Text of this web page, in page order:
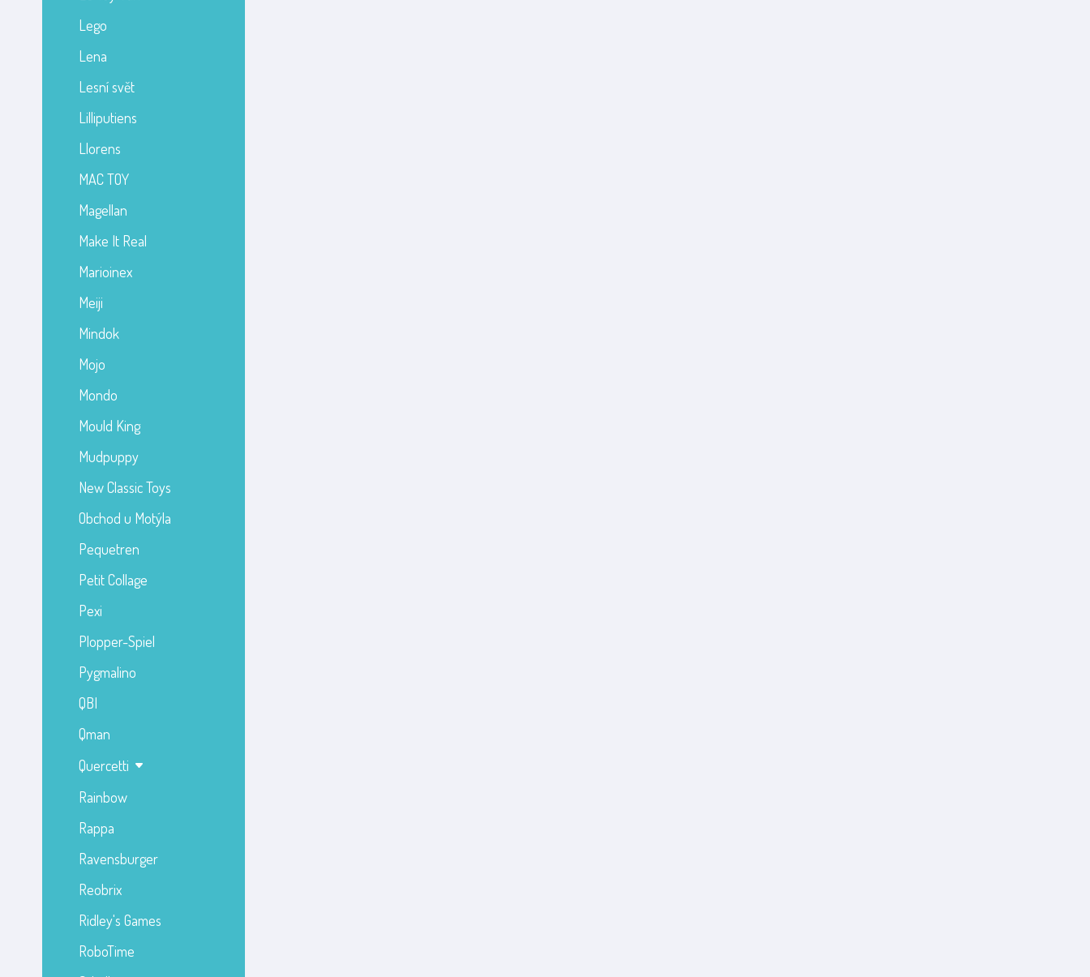
Lego
Lena
Lesní svět
Lilliputiens
Llorens
MAC TOY
Magellan
Make It Real
Marioinex
Meiji
Mindok
Mojo
Mondo
Mould King
Mudpuppy
New Classic Toys
Obchod u Motýla
Pequetren
Petit Collage
Pexi
Plopper-Spiel
Pygmalino
QBI
Qman
Quercetti
Rainbow
Rappa
Ravensburger
Reobrix
Ridley's Games
RoboTime